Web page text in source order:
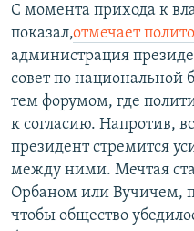
С момента прихода к
показал,отмечает
администрация
совет по национальной
тем форумом, где
к согласию. Напротив,
президент стремится
между ними. Мечтая
Орбаном или Вучичем,
чтобы общество